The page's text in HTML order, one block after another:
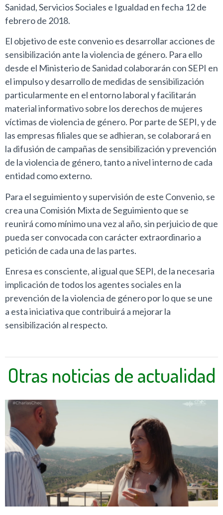
Sanidad, Servicios Sociales e Igualdad en fecha 12 de
febrero de 2018.
El objetivo de este convenio es desarrollar acciones de
sensibilización ante la violencia de género. Para ello
desde el Ministerio de Sanidad colaborarán con SEPI en
el impulso y desarrollo de medidas de sensibilización
particularmente en el entorno laboral y facilitarán
material informativo sobre los derechos de mujeres
víctimas de violencia de género. Por parte de SEPI, y de
las empresas filiales que se adhieran, se colaborará en
la difusión de campañas de sensibilización y prevención
de la violencia de género, tanto a nivel interno de cada
entidad como externo.
Para el seguimiento y supervisión de este Convenio, se
crea una Comisión Mixta de Seguimiento que se
reunirá como mínimo una vez al año, sin perjuicio de que
pueda ser convocada con carácter extraordinario a
petición de cada una de las partes.
Enresa es consciente, al igual que SEPI, de la necesaria
implicación de todos los agentes sociales en la
prevención de la violencia de género por lo que se une
a esta iniciativa que contribuirá a mejorar la
sensibilización al respecto.
Otras noticias de actualidad